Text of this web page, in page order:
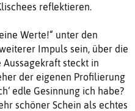
reflektieren.
Werte!“ unter den
Impuls sein, über die
Aussagekraft steckt in
der eigenen Profilierung
edle Gesinnung ich habe?
schöner Schein als echtes